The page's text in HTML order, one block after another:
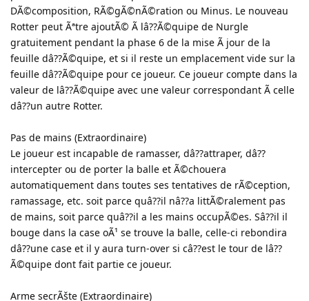
DÃ©composition, RÃ©gÃ©nÃ©ration ou Minus. Le nouveau
Rotter peut Ãªtre ajoutÃ© Ã lâ??Ã©quipe de Nurgle
gratuitement pendant la phase 6 de la mise Ã jour de la
feuille dâ??Ã©quipe, et si il reste un emplacement vide sur la
feuille dâ??Ã©quipe pour ce joueur. Ce joueur compte dans la
valeur de lâ??Ã©quipe avec une valeur correspondant Ã celle
dâ??un autre Rotter.
Pas de mains (Extraordinaire)
Le joueur est incapable de ramasser, dâ??attraper, dâ??
intercepter ou de porter la balle et Ã©chouera
automatiquement dans toutes ses tentatives de rÃ©ception,
ramassage, etc. soit parce quâ??il nâ??a littÃ©ralement pas
de mains, soit parce quâ??il a les mains occupÃ©es. Sâ??il il
bouge dans la case oÃ¹ se trouve la balle, celle-ci rebondira
dâ??une case et il y aura turn-over si câ??est le tour de lâ??
Ã©quipe dont fait partie ce joueur.
Arme secrÃšte (Extraordinaire)